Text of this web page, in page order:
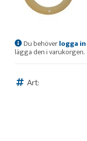
Du behöverlogga in
lägga den i varukorgen.
Art: